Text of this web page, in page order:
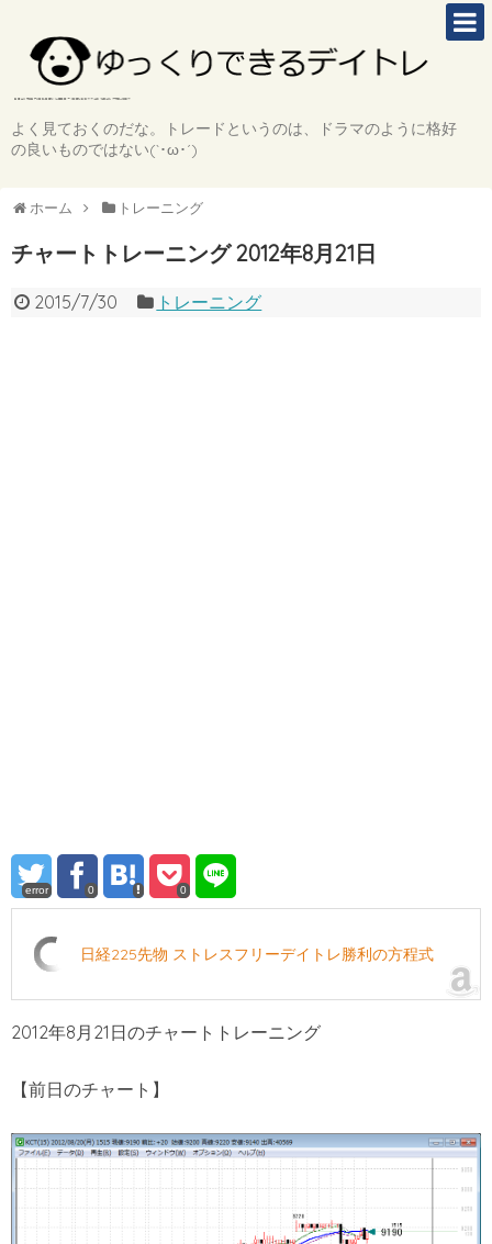
よく見ておくのだな。トレードというのは、ドラマのように格好
の良いものではない(`･ω･´)
ホーム トレーニング
チャートトレーニング 2012年8月21日
2015/7/30 トレーニング
error 0 0
日経225先物 ストレスフリーデイトレ勝利の方程式
2012年8月21日のチャートトレーニング
【前日のチャート】